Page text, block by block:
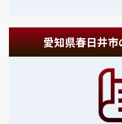
愛知県春日井